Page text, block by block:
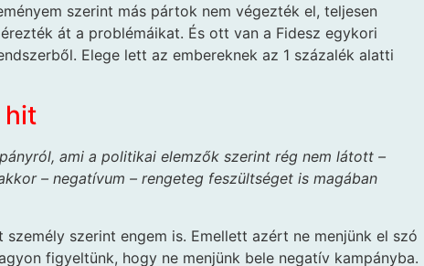
szerint más pártok nem végezték el, teljesen
át a problémáikat. És ott van a Fidesz egykori
Elege lett az embereknek az 1 százalék alatti
hit
ami a politikai elemzők szerint rég nem látott –
– negatívum – rengeteg feszültséget is magában
szerint engem is. Emellett azért ne menjünk el szó
figyeltünk, hogy ne menjünk bele negatív kampányba.